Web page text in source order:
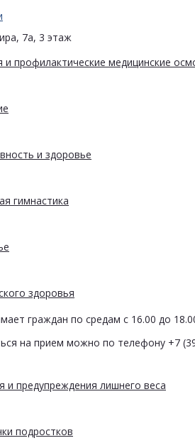
и профилактические медицинские
и здоровье
гимнастика
здоровья
и предупреждения лишнего веса
подростков
7а, 3 этаж
граждан по средам с 16.00 до
на прием можно по телефону +7